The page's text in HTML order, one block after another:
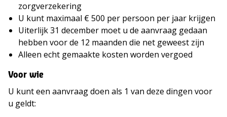
zorgverzekering
U kunt maximaal € 500 per persoon per jaar krijgen
Uiterlijk 31 december moet u de aanvraag gedaan
hebben voor de 12 maanden die net geweest zijn
Alleen echt gemaakte kosten worden vergoed
Voor wie
U kunt een aanvraag doen als 1 van deze dingen voor
u geldt: